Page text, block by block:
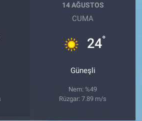
14 AĞUSTOS
CUMA
24°
Güneşli
Nem: %49
Rüzgar: 7.89 m/s